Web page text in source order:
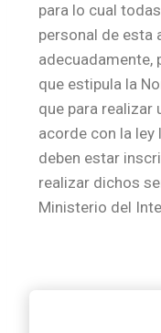
para lo cual
personal de esta
adecuadamente,
que estipula la
que para realizar
acorde con la
deben estar
realizar dichos
Ministerio del